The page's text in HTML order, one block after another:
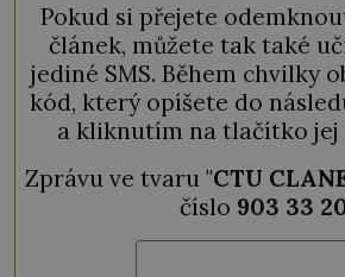
Pokud si přejete
článek, můžete tak také
jediné SMS. Během chvilky
kód, který opíšete do
a kliknutím na tlačítko jej
Zprávu ve tvaru "CTU
číslo 903 33